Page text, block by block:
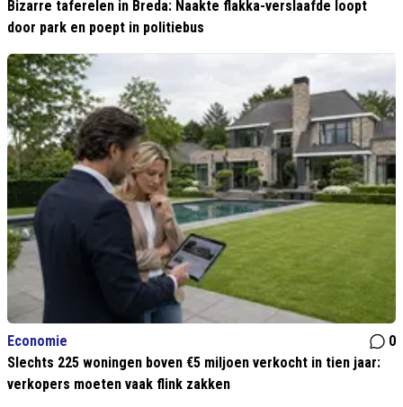
Bizarre taferelen in Breda: Naakte flakka-verslaafde loopt
door park en poept in politiebus
Economie
0
Slechts 225 woningen boven €5 miljoen verkocht in tien jaar:
verkopers moeten vaak flink zakken